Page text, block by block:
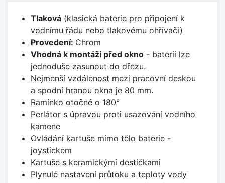
Tlaková(klasická baterie pro připojení k
vodnímu řádu nebo tlakovému ohřívači)
Provedení: Chrom
Vhodná k montáži před okno- baterii lze
jednoduše zasunout do dřezu.
Nejmenší vzdálenost mezi pracovní deskou
a spodní hranou okna je 80 mm.
Ramínko otočné o 180°
Perlátor s úpravou proti usazování vodního
kamene
Ovládání kartuše mimo tělo baterie -
joystickem
Kartuše s keramickými destičkami
Plynulé nastavení průtoku a teploty vody